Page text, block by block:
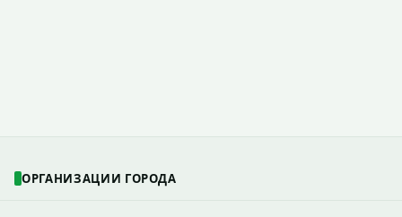
ОРГАНИЗАЦИИ ГОРОДА